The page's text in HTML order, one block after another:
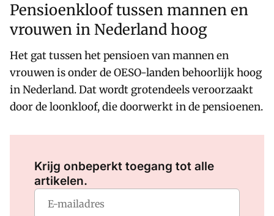
Pensioenkloof tussen mannen en
vrouwen in Nederland hoog
Het gat tussen het pensioen van mannen en
vrouwen is onder de OESO-landen behoorlijk hoog
in Nederland. Dat wordt grotendeels veroorzaakt
door de loonkloof, die doorwerkt in de pensioenen.
Krijg onbeperkt toegang tot alle
artikelen.